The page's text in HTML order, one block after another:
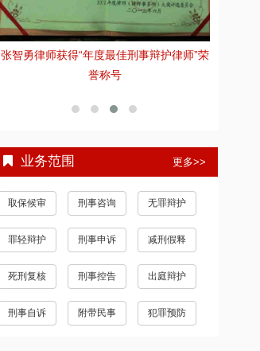
张智勇律师获得“年度最佳刑事辩护律师”荣
誉称号
业务范围 更多>>
取保候审 刑事咨询 无罪辩护
罪轻辩护 刑事申诉 减刑假释
死刑复核 刑事控告 出庭辩护
刑事自诉 附带民事 犯罪预防